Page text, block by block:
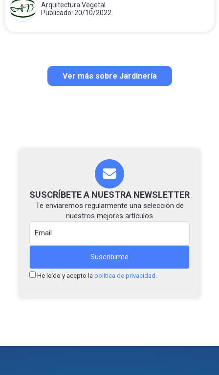
Arquitectura Vegetal
Publicado: 20/10/2022
Ver más sobre Jardinería
SUSCRÍBETE A NUESTRA NEWSLETTER
Te enviaremos regularmente una selección de
nuestros mejores artículos
He leído y acepto la política de privacidad